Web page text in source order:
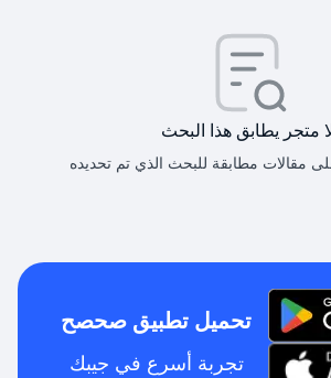
متجر يطابق هذا البحث
تحميل تطبيق صحصح
تجربة أسرع في جيبك